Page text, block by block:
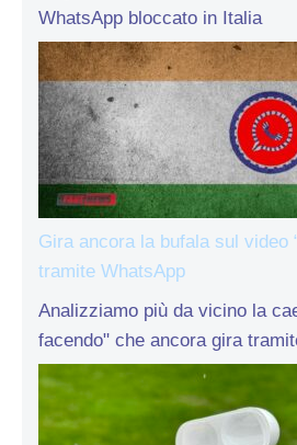
WhatsApp bloccato in Italia
Gira ancora la bufala sul video
tramite WhatsApp
Analizziamo più da vicino la
facendo" che ancora gira